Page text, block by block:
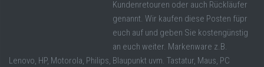
Kundenretouren oder auch Rückläufer
genannt. Wir kaufen diese Posten füpr
euch auf und geben Sie kostengünstig
an euch weiter. Markenware z.B.
Lenovo, HP, Motorola, Philips, Blaupunkt uvm. Tastatur, Maus, PC